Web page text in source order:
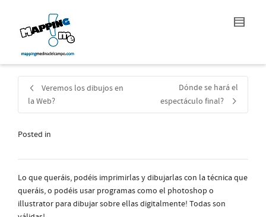
Veremos los dibujos en
la Web?
Dónde se hará el
espectáculo final?
Posted in
Lo que queráis, podéis imprimirlas y dibujarlas con la técnica que
queráis, o podéis usar programas como el photoshop o
illustrator para dibujar sobre ellas digitalmente! Todas son